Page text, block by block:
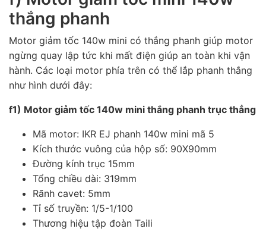
thắng phanh
Motor giảm tốc 140w mini có thắng phanh giúp motor
ngừng quay lập tức khi mất điện giúp an toàn khi vận
hành. Các loại motor phía trên có thể lắp phanh thắng
như hình dưới đây:
f1) Motor giảm tốc 140w mini thắng phanh trục thẳng
Mã motor: IKR EJ phanh 140w mini mã 5
Kích thước vuông của hộp số: 90X90mm
Đường kính trục 15mm
Tổng chiều dài: 319mm
Rãnh cavet: 5mm
Tỉ số truyền: 1/5-1/100
Thương hiệu tập đoàn Taili